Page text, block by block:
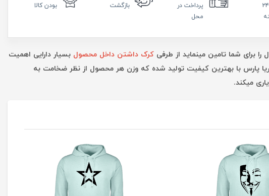
روزه ۲۴
پرداخت در
محل
بازگشت
بودن کالا
برای شما تامین مینماید از طرفی کرک داشتن داخل محصول بسیار دارایی اهمیت
پارس با بهترین کیفیت تولید شده که وزن هر محصول از نظر ضخامت به